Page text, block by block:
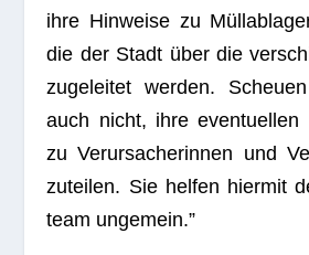
ihre Hin­weise zu
die der Stadt über die
zuge­lei­tet wer­den.
auch nicht, ihre even­tu­el­len
zu Ver­ur­sa­che­rin­nen und
zu­tei­len. Sie hel­fen hier­mit
team ungemein.”